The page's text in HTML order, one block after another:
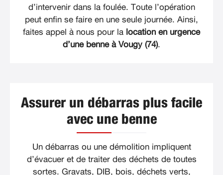
d’intervenir dans la foulée. Toute l’opération
peut enfin se faire en une seule journée. Ainsi,
faites appel à nous pour la location en urgence
d’une benne à Vougy (74).
Assurer un débarras plus facile
avec une benne
Un débarras ou une démolition impliquent
d’évacuer et de traiter des déchets de toutes
sortes. Gravats, DIB, bois, déchets verts,